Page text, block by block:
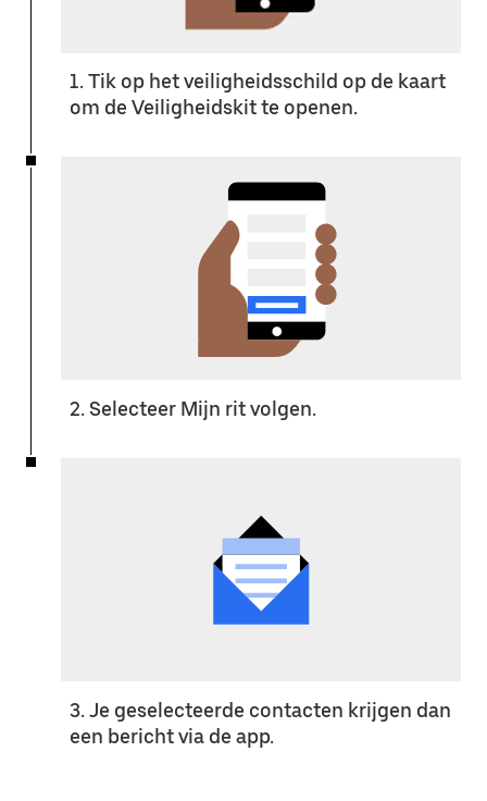
1. Tik op het veiligheidsschild op de kaart
om de Veiligheidskit te openen.
2. Selecteer Mijn rit volgen.
3. Je geselecteerde contacten krijgen dan
een bericht via de app.